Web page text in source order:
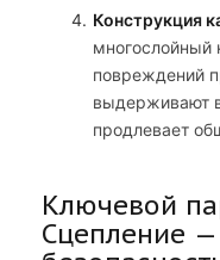
Конструкция
повреждений
выдерживают
продлевает
Ключевой
Сцепление —